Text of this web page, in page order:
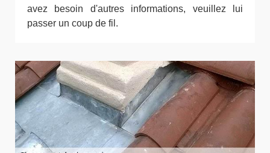
avez besoin d'autres informations, veuillez lui
passer un coup de fil.